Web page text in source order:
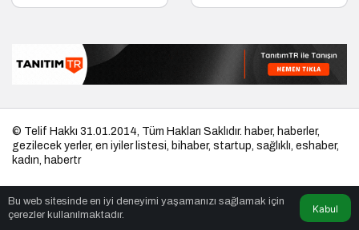
Bu web sitesinde en iyi deneyimi yaşamanızı sağlamak için
çerezler kullanılmaktadır.
Kabul
© Telif Hakkı 31.01.2014, Tüm Hakları Saklıdır. haber, haberler,
gezilecek yerler, en iyiler listesi, bihaber, startup, sağlıklı, eshaber,
kadın, habertr